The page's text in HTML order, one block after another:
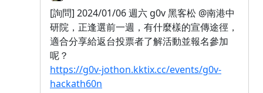
[詢問] 2024/01/06 週六 g0v 黑客松 @南港中
研院，正逢選前一週，有什麼樣的宣傳途徑，
適合分享給返台投票者了解活動並報名參加
呢？
https://g0v-jothon.kktix.cc/events/g0v-
hackath60n